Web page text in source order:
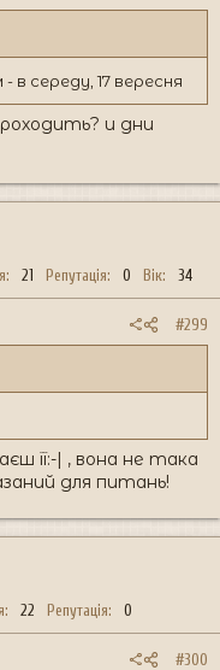
середу, 17 вересня
и дни
21 Репутація 0 Вік 34
#299
її:-| , вона не така
для питань!
22 Репутація 0
#300